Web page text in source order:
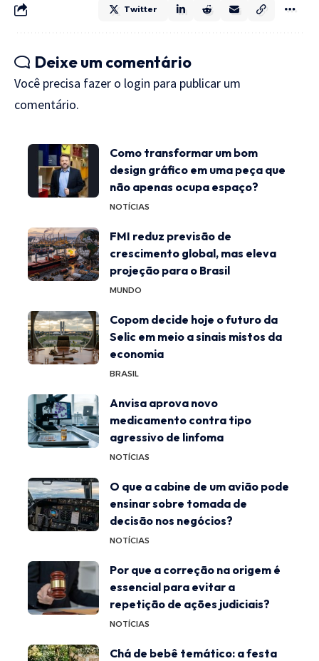
Twitter
Deixe um comentário
Você precisa fazer o login para publicar um
comentário.
Como transformar um bom
design gráfico em uma peça que
não apenas ocupa espaço?
NOTÍCIAS
FMI reduz previsão de
crescimento global, mas eleva
projeção para o Brasil
MUNDO
Copom decide hoje o futuro da
Selic em meio a sinais mistos da
economia
BRASIL
Anvisa aprova novo
medicamento contra tipo
agressivo de linfoma
NOTÍCIAS
O que a cabine de um avião pode
ensinar sobre tomada de
decisão nos negócios?
NOTÍCIAS
Por que a correção na origem é
essencial para evitar a
repetição de ações judiciais?
NOTÍCIAS
Chá de bebê temático: a festa